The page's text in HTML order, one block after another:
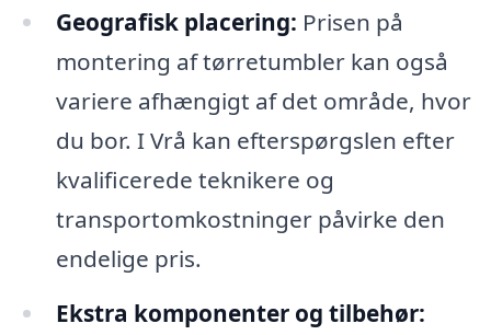
Geografisk placering: Prisen på
montering af tørretumbler kan også
variere afhængigt af det område, hvor
du bor. I Vrå kan efterspørgslen efter
kvalificerede teknikere og
transportomkostninger påvirke den
endelige pris.
Ekstra komponenter og tilbehør: